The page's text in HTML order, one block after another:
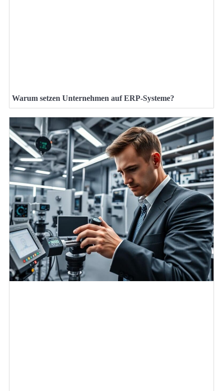
Warum setzen Unternehmen auf ERP-Systeme?